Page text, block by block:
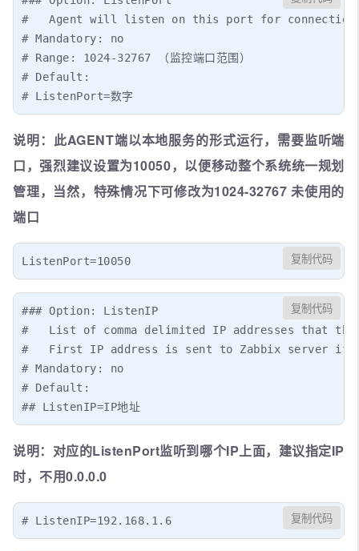
#   Agent will listen on this port for
# Mandatory: no
# Range: 1024-32767 （监控端口范围）
# Default:
# ListenPort=数字
说明：此AGENT端以本地服务的形式运行，需要监听端
口，强烈建议设置为10050，以便移动整个系统统一规划
管理，当然，特殊情况下可修改为1024-32767 未使用的
端口
ListenPort=10050 复制代码
### Option: ListenIP
#   List of comma delimited IP addresses that
#   First IP address is sent to Zabbix server
# Mandatory: no
# Default:
## ListenIP=IP地址
复制代码
说明：对应的ListenPort监听到哪个IP上面，建议指定IP
时，不用0.0.0.0
# ListenIP=192.168.1.6 复制代码